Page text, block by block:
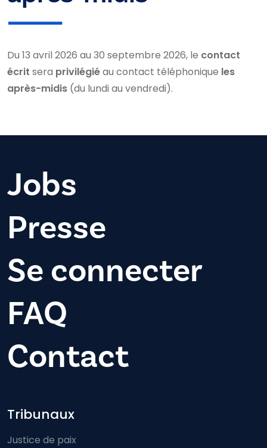
Du 13 avril 2026 au 30 septembre 2026, le contact
écrit sera privilégiéau contact téléphonique les
après-midis (du lundi au vendredi).
Jobs
Presse
Se connecter
FAQ
Contact
Footer-menu
Tribunaux
Justice de paix